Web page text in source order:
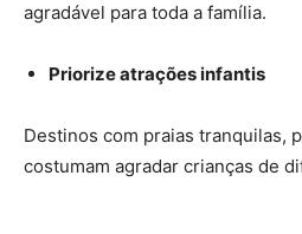
agradável para toda a família.
Priorize atrações infantis
Destinos com praias tranquilas,
costumam agradar crianças de